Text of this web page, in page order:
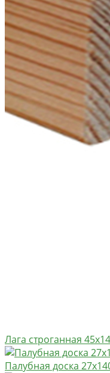
Лага строганная
Палубная доска